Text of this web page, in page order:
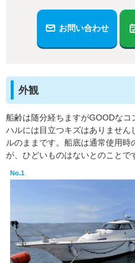
お問い合わせ
外観
船齢は随分経ちますがGOODなコ
ハルには目立つキズはありません
ルのままです。船底は通常使用
が、ひどいものはないとのことで
No.1